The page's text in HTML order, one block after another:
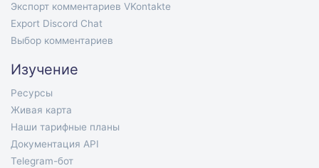
Экспорт комментариев VKontakte
Export Discord Chat
Выбор комментариев
Изучение
Ресурсы
Живая карта
Наши тарифные планы
Документация API
Telegram-бот